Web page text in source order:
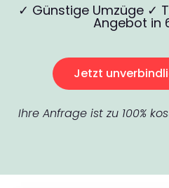
✓ Günstige Umzüge ✓
Angebot in
Jetzt
Ihre Anfrage ist zu 100%